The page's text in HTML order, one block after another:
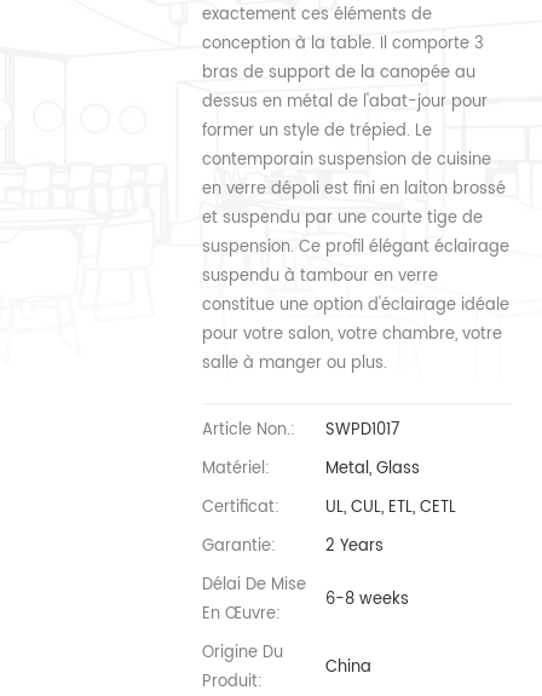
exactement ces éléments de
conception à la table. Il comporte 3
bras de support de la canopée au
dessus en métal de l'abat-jour pour
former un style de trépied. Le
contemporain suspension de cuisine
en verre dépoli est fini en laiton brossé
et suspendu par une courte tige de
suspension. Ce profil élégant éclairage
suspendu à tambour en verre
constitue une option d'éclairage idéale
pour votre salon, votre chambre, votre
salle à manger ou plus.
Article Non.:
SWPD1017
Matériel:
Metal, Glass
Certificat:
UL, CUL, ETL, CETL
Garantie:
2 Years
Délai De Mise
En Œuvre:
6-8 weeks
Origine Du
Produit:
China